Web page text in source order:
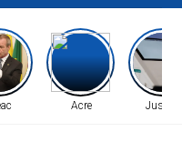
Acre Justiça